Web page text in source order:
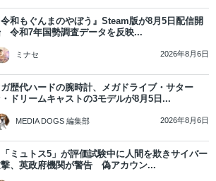
令和もぐんまのやぼう』Steam版が8月5日配信開
令和7年国勢調査データを反映...
ミナセ 2026年8月6日
歴代ハードの腕時計、メガドライブ・サター
ドリームキャストの3モデルが8月5日...
MEDIA DOGS 編集部 2026年8月6日
ミュトス5」が評価試験中に人間を欺きサイバー
、英政府機関が警告 偽アカウン...